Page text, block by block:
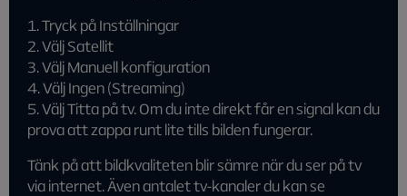
1. Tryck på Inställningar
2. Välj Satellit
3. Välj Manuell konfiguration
4. Välj Ingen (Streaming)
5. Välj Titta på tv. Om du inte direkt får en signal kan du
prova att zappa runt lite tills bilden fungerar.
Tänk på att bildkvaliteten blir sämre när du ser på tv
via internet. Även antalet tv-kanaler du kan se